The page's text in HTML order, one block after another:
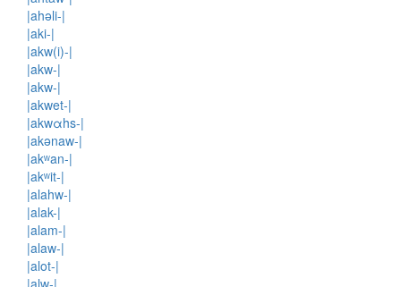
|ahəli-|
|aki-|
|akw(i)-|
|akw-|
|akw-|
|akwet-|
|akwαhs-|
|akənaw-|
|akʷan-|
|akʷit-|
|alahw-|
|alak-|
|alam-|
|alaw-|
|alot-|
|alw-|